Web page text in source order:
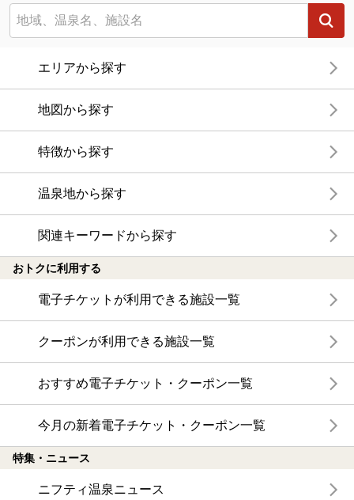
エリアから探す
地図から探す
特徴から探す
温泉地から探す
関連キーワードから探す
おトクに利用する
電子チケットが利用できる施設一覧
クーポンが利用できる施設一覧
おすすめ電子チケット・クーポン一覧
今月の新着電子チケット・クーポン一覧
特集・ニュース
ニフティ温泉ニュース